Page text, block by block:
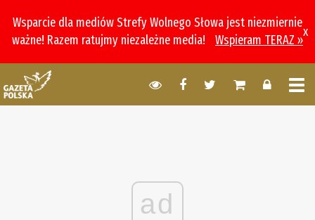
Wsparcie dla mediów Strefy Wolnego Słowa jest niezmiernie
ważne! Razem ratujmy niezależne media!
Wspieram TERAZ »
x
ad